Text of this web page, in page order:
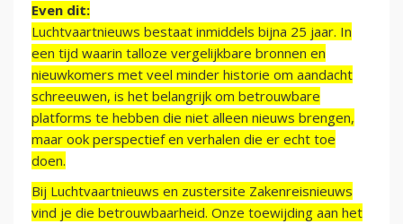
Even dit:
Luchtvaartnieuws bestaat inmiddels bijna 25 jaar. In
een tijd waarin talloze vergelijkbare bronnen en
nieuwkomers met veel minder historie om aandacht
schreeuwen, is het belangrijk om betrouwbare
platforms te hebben die niet alleen nieuws brengen,
maar ook perspectief en verhalen die er echt toe
doen.
Bij Luchtvaartnieuws en zustersite Zakenreisnieuws
vind je die betrouwbaarheid. Onze toewijding aan het